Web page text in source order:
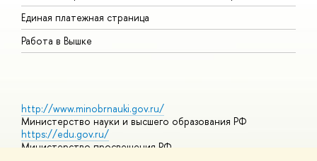
Единая платежная страница
Работа в Вышке
http://www.minobrnauki.gov.ru/
Министерство науки и высшего образования РФ
https://edu.gov.ru/
Министерство просвещения РФ